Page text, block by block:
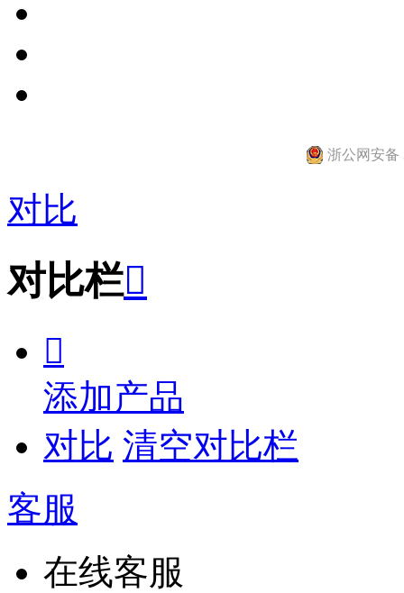
浙公网安备
对比
对比栏

添加产品
对比 清空对比栏
客服
在线客服